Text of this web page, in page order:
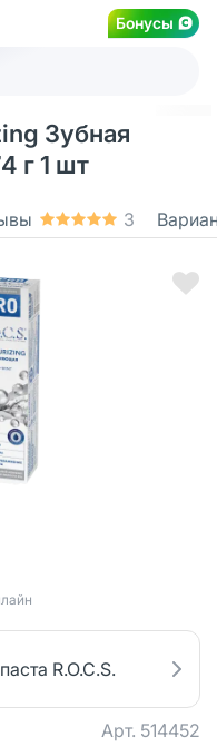
Бонусы
Зубная
г 1 шт
3
R.O.C.S.
Арт. 514452